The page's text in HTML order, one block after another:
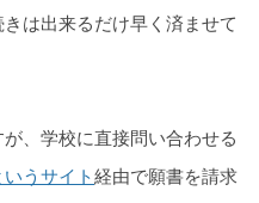
は出来るだけ早く済ませて
、学校に直接問い合わせる
うサイト経由で願書を請求